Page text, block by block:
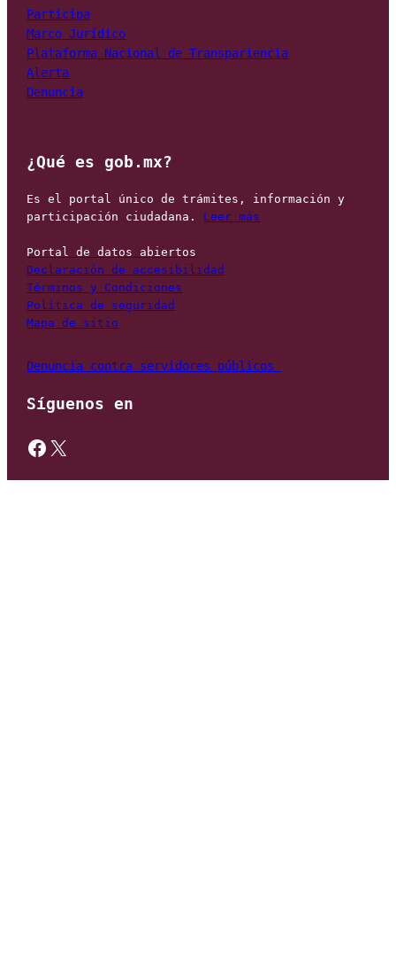
Marco Jurídico
Plataforma Nacional de Transpariencia
Alerta
Denuncia
¿Qué es gob.mx?
Es el portal único de trámites, información y
participación ciudadana. Leer más
Portal de datos abiertos
Declaración de accesibilidad
Términos y Condiciones
Política de seguridad
Mapa de sitio
Denuncia contra servidores públicos
Síguenos en
https://www.facebook.com/gobmexico X